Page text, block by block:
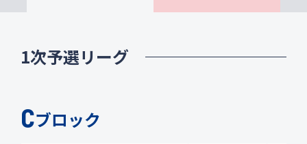
大会要項
大会役員・委員
プライバシーポリシー
1次予選リーグ
Cブロック